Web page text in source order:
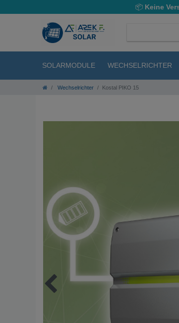
📦Keine
SOLARMODULE WECHSELRICHTER
Wechselrichter Kostal PIKO 15